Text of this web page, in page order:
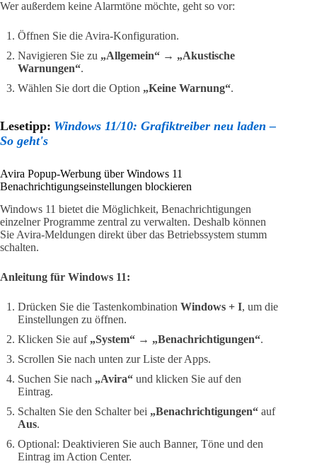
Wer außerdem keine Alarmtöne möchte, geht so vor:
Öffnen Sie die Avira-Konfiguration.
Navigieren Sie zu „Allgemein“ → „Akustische
Warnungen“.
Wählen Sie dort die Option „Keine Warnung“.
Lesetipp: Windows 11/10: Grafiktreiber neu laden –
So geht's
Avira Popup-Werbung über Windows 11
Benachrichtigungseinstellungen blockieren
Windows 11 bietet die Möglichkeit, Benachrichtigungen
einzelner Programme zentral zu verwalten. Deshalb können
Sie Avira-Meldungen direkt über das Betriebssystem stumm
schalten.
Anleitung für Windows 11:
Drücken Sie die Tastenkombination Windows + I, um die
Einstellungen zu öffnen.
Klicken Sie auf „System“ → „Benachrichtigungen“.
Scrollen Sie nach unten zur Liste der Apps.
Suchen Sie nach „Avira“ und klicken Sie auf den
Eintrag.
Schalten Sie den Schalter bei „Benachrichtigungen“ auf
Aus.
Optional: Deaktivieren Sie auch Banner, Töne und den
Eintrag im Action Center.